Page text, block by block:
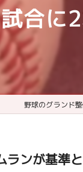
合に
野球のグランド
ンが基準